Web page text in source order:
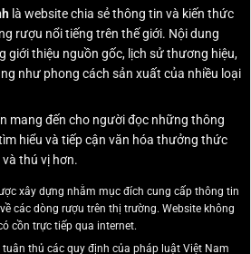
trội.
đáo được tạo hình con hổ,rượu hổ
một loại thức uống mà còn là tác
xảo. Sản phẩm đã nhanh chóng
trọng trong thị trường rượu cao cấp
hàng đầu cho những ai yêu thích
quà biếu ý nghĩa.
quà của người Việt,rượu hổ thuỷ tinh
tặng sức mạnh, may mắn và thành
Đặc biệt, trong các dịp quan trọng
là website chia sẻ thông tin và kiến thức
rượu nổi tiếng trên thế giới. Nội dung
giới thiệu nguồn gốc, lịch sử thương hiệu,
như phong cách sản xuất của nhiều loại
mang đến cho người đọc những thông
hiểu và tiếp cận văn hóa thưởng thức
thú vị hơn.
xây dựng nhằm mục đích cung cấp thông tin
các dòng rượu trên thị trường. Website không
cồn trực tiếp qua internet.
thủ các quy định của pháp luật Việt Nam